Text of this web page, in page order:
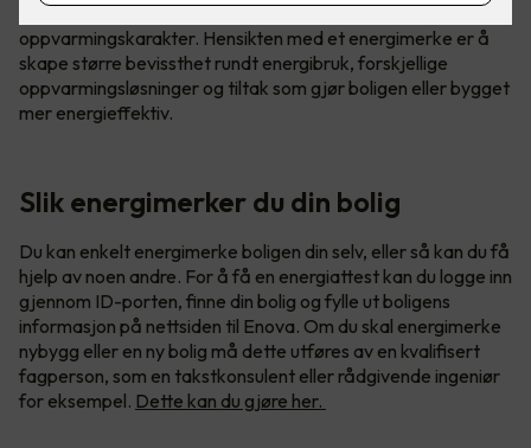
Energimerket inkluderer en energikarakter og en
oppvarmingskarakter. Hensikten med et energimerke er å
skape større bevissthet rundt energibruk, forskjellige
oppvarmingsløsninger og tiltak som gjør boligen eller bygget
mer energieffektiv.
Slik energimerker du din bolig
Du kan enkelt energimerke boligen din selv, eller så kan du få
hjelp av noen andre. For å få en energiattest kan du logge inn
gjennom ID-porten, finne din bolig og fylle ut boligens
informasjon på nettsiden til Enova. Om du skal energimerke
nybygg eller en ny bolig må dette utføres av en kvalifisert
fagperson, som en takstkonsulent eller rådgivende ingeniør
for eksempel. Dette kan du gjøre her.